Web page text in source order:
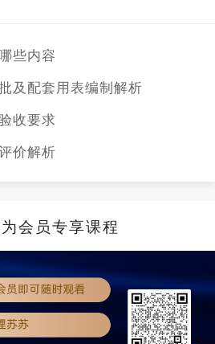
些内容
及配套用表编制解析
收要求
价解析
会员专享课程